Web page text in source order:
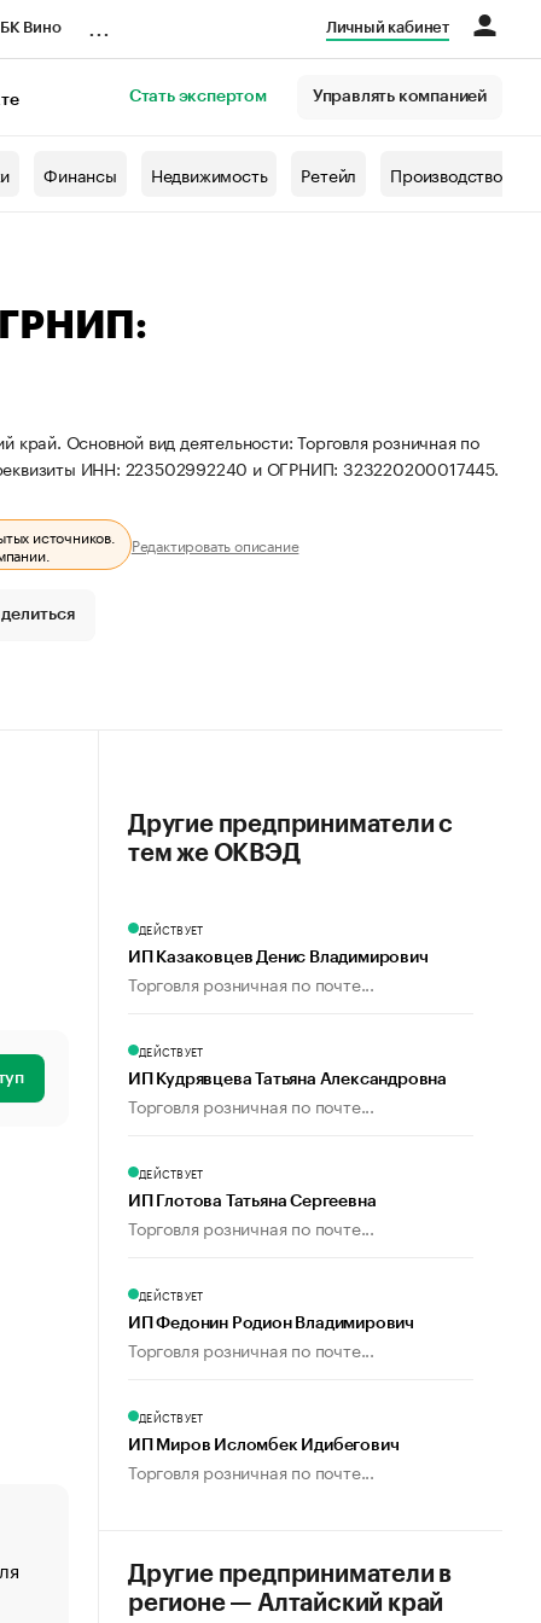
Вино Личный кабинет
Стать экспертом Управлять компанией
Финансы Недвижимость Ретейл Производство
Основной вид деятельности: Торговля розничная по
ИНН: 223502992240 и ОГРНИП: 323220200017445.
источников. Редактировать описание
«От спорта тело стареет иначе». Как живет глава
создавшей GTA
Другие предприниматели с
тем же ОКВЭД
ДЕЙСТВУЕТ
ИП Казаковцев Денис Владимирович
Торговля розничная по почте...
ДЕЙСТВУЕТ
ИП Кудрявцева Татьяна Александровна
Торговля розничная по почте...
ДЕЙСТВУЕТ
ИП Глотова Татьяна Сергеевна
Торговля розничная по почте...
ДЕЙСТВУЕТ
ИП Федонин Родион Владимирович
Торговля розничная по почте...
ДЕЙСТВУЕТ
ИП Миров Исломбек Идибегович
Торговля розничная по почте...
Другие предприниматели в
регионе — Алтайский край